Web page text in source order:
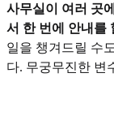
사무실이 여러 곳
서 한 번에 안내를
일을 챙겨드릴 수
다. 무궁무진한 변